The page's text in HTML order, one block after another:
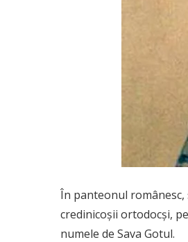
În panteonul românesc,
credinicoșii ortodocși,
numele de Sava Gotul.